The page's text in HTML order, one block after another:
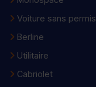
Voiture sans permis
Berline
Utilitaire
Cabriolet